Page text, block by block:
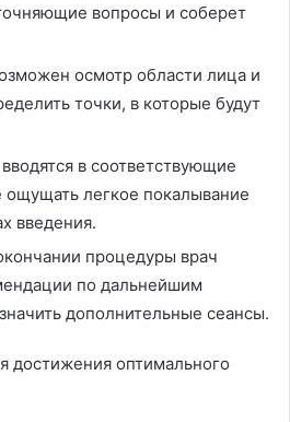
вопросы и соберет
осмотр области лица и
точки, в которые будут
в соответствующие
легкое покалывание
введения.
процедуры врач
по дальнейшим
дополнительные сеансы.
достижения оптимального